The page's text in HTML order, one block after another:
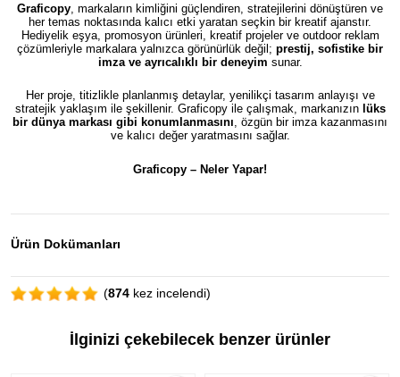
Graficopy , markaların kimliğini güçlendiren, stratejilerini dönüştüren ve
her temas noktasında kalıcı etki yaratan seçkin bir kreatif ajanstır.
Hediyelik eşya, promosyon ürünleri, kreatif projeler ve outdoor reklam
çözümleriyle markalara yalnızca görünürlük değil; prestij, sofistike bir
imza ve ayrıcalıklı bir deneyim sunar.
Her proje, titizlikle planlanmış detaylar, yenilikçi tasarım anlayışı ve
stratejik yaklaşım ile şekillenir. Graficopy ile çalışmak, markanızın lüks
bir dünya markası gibi konumlanmasını, özgün bir imza kazanmasını
ve kalıcı değer yaratmasını sağlar.
Graficopy – Neler Yapar!
Ürün Dokümanları
(874 kez incelendi)
İlginizi çekebilecek benzer ürünler